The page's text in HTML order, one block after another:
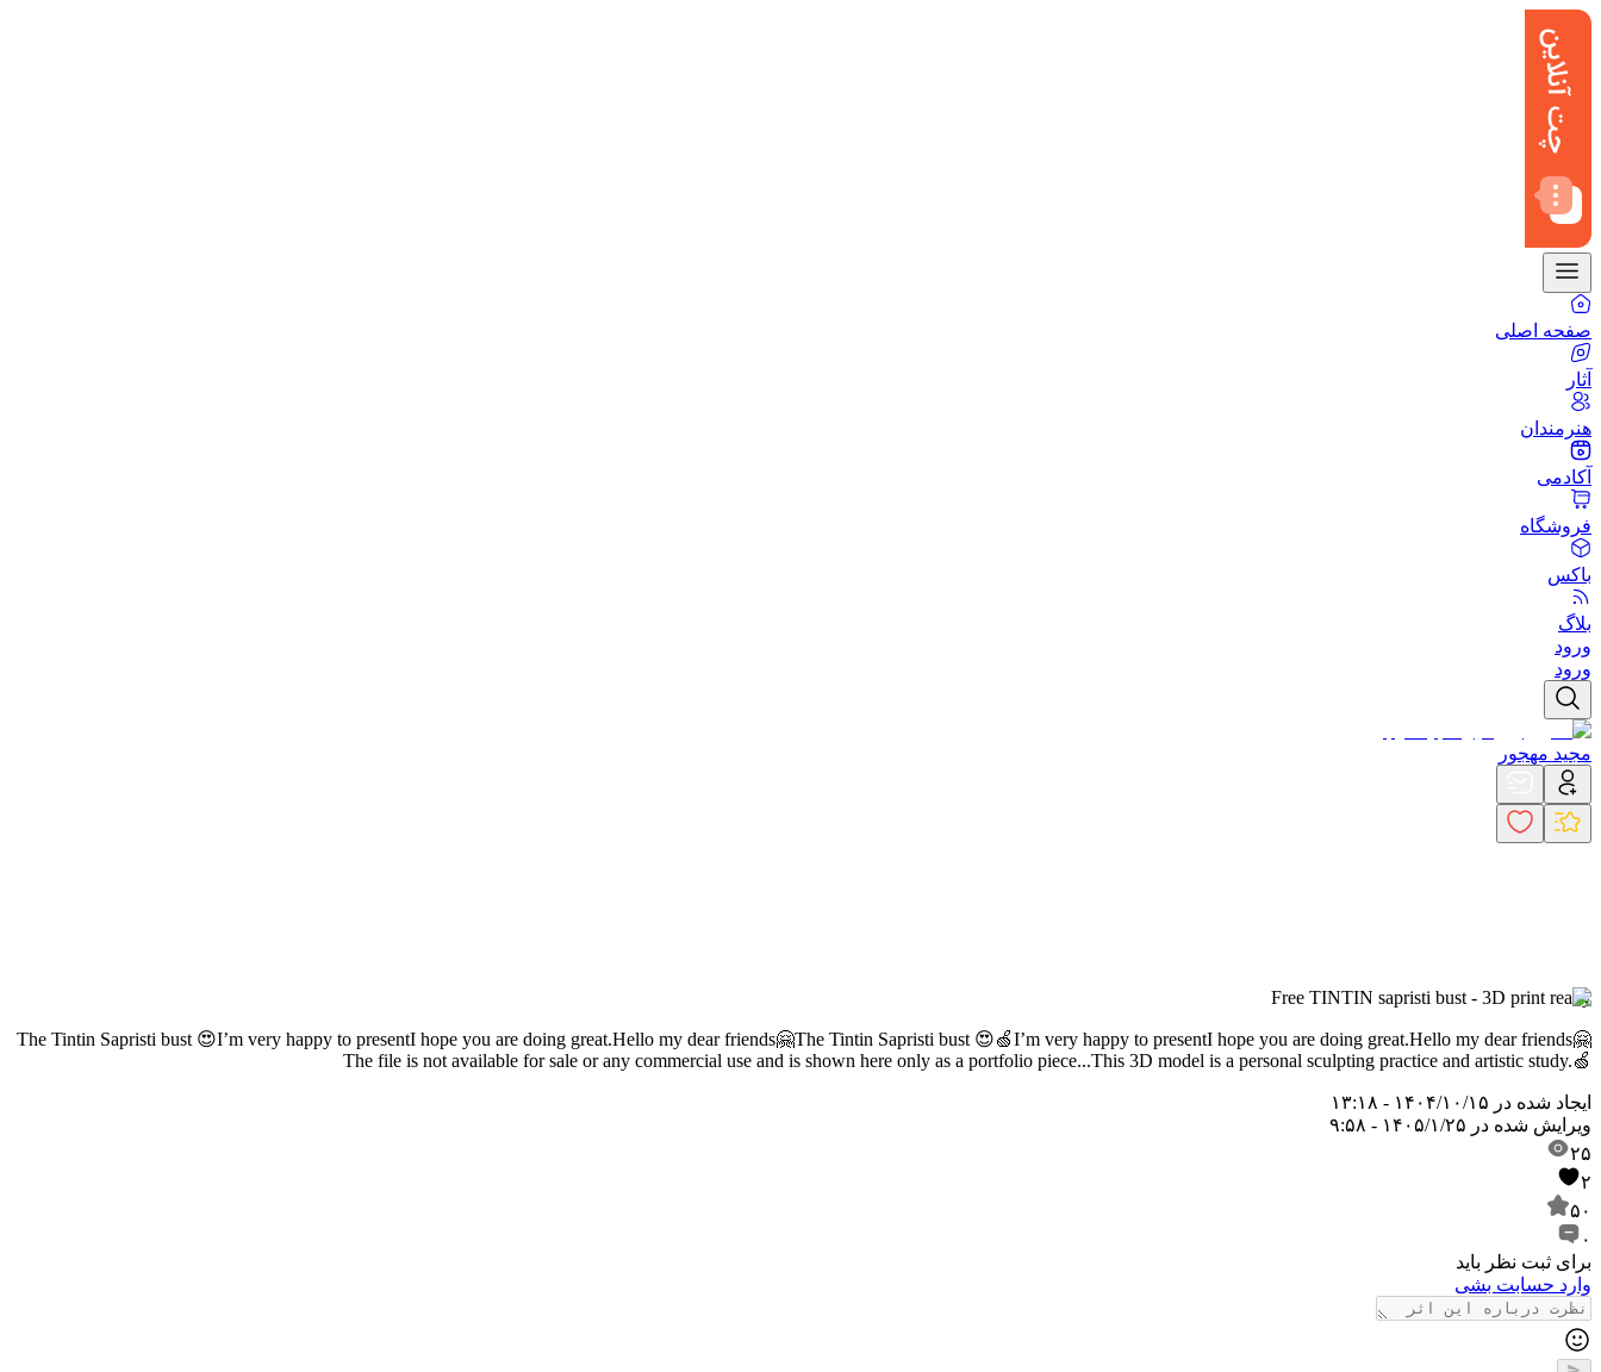
صفحه اصلی
آثار
هنرمندان
آکادمی
فروشگاه
باکس
بلاگ
ورود
ورود
مجید مهجور
Free TINTIN sapristi bust - 3D print ready
Hello my dear friends🤗
I hope you are doing great.
I’m very happy to present
The Tintin Sapristi bust 😍🍏
Hello my dear friends🤗
I hope you are doing great.
I’m very happy to present
The Tintin Sapristi bust 😍
🍏
This 3D model is a personal sculpting practice and artistic study.
The file is not available for sale or any commercial use and is shown here only as a portfolio piece...
ایجاد شده در ۱۴۰۴/۱۰/۱۵ - ۱۳:۱۸
ویرایش شده در ۱۴۰۵/۱/۲۵ - ۹:۵۸
۲۵
۲
۵۰
۰
برای ثبت نظر باید
وارد حسابت بشی